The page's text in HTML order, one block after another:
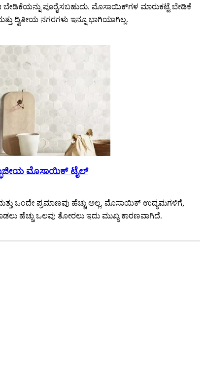
ಬೇಡಿಕೆಯನ್ನು ಪೂರೈಸಬಹುದು. ಮೊಸಾಯಿಕ್‌ಗಳ ಮಾರುಕಟ್ಟೆ ಬೇಡಿಕೆ
ದ್ವಿತೀಯ ನಗರಗಳು ಇನ್ನೂ ಭಾಗಿಯಾಗಿಲ್ಲ.
ಮೊಸಾಯಿಕ್ ಟೈಲ್
ಒಂದೇ ಪ್ರಮಾಣವು ಹೆಚ್ಚು ಅಲ್ಲ. ಮೊಸಾಯಿಕ್ ಉದ್ಯಮಗಳಿಗೆ,
ಹೆಚ್ಚು ಒಲವು ತೋರಲು ಇದು ಮುಖ್ಯ ಕಾರಣವಾಗಿದೆ.